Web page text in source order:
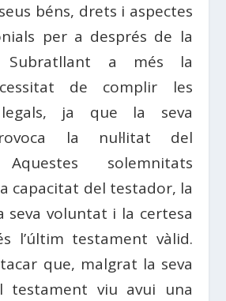
béns, drets i aspectes
per a després de la
Subratllant a més la
de complir les
ja que la seva
la nul·litat del
solemnitats
capacitat del testador, la
seva voluntat i la certesa
l’últim testament vàlid.
que, malgrat la seva
testament viu avui una